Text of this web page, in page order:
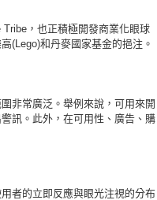
，也正積極開發商業化眼球
(Lego)和丹麥國家基金的挹注。
非常廣泛。舉例來說，可用來開
訊。此外，在可用性、廣告、購
者的立即反應與眼光注視的分布